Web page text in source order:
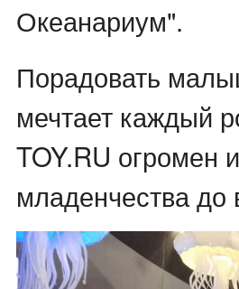
Океанариум".
Порадовать
мечтает каждый
TOY.RU огромен
младенчества до